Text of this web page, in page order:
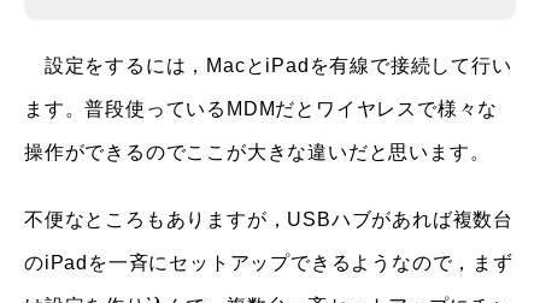
設定をするには，MacとiPadを有線で接続して行い
ます。普段使っているMDMだとワイヤレスで様々な
操作ができるのでここが大きな違いだと思います。
不便なところもありますが，USBハブがあれば複数台
のiPadを一斉にセットアップできるようなので，まず